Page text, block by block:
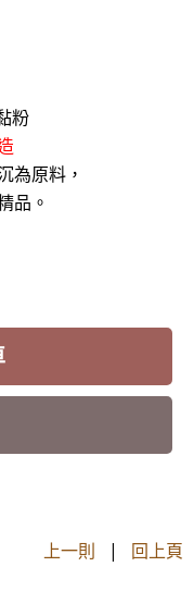
粉
為原料，
。
上一則 | 回上頁